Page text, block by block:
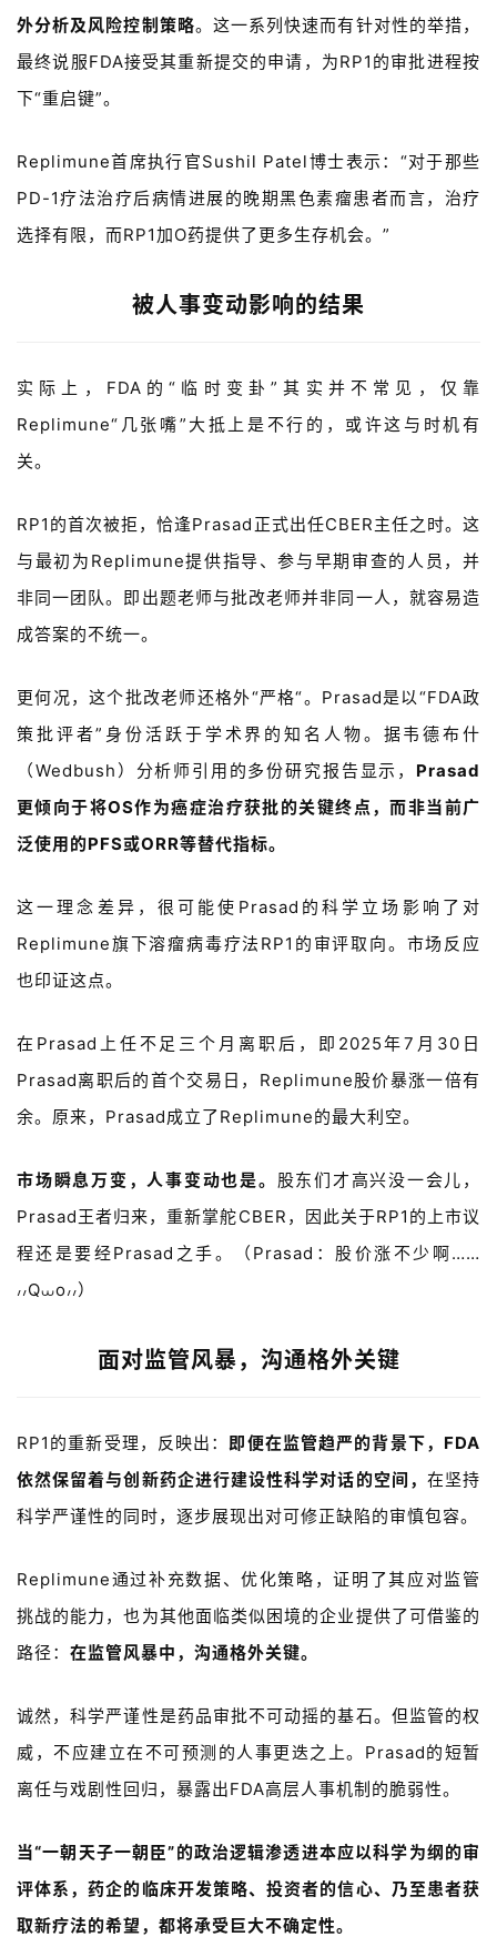
首
页
视
频
专
区
精
活
动
D
投
融
资
台
时
代
苑
A
l
E
g
l
s
h
外分析及风险控制策略。这一系列快速而有针对性的举措，
最终说服FDA接受其重新提交的申请，为RP1的审批进程按
下“重启键”。
Replimune首席执行官Sushil Patel博士表示： “对于那些
PD-1疗法治疗后病情进展的晚期黑色素瘤患者而言，治疗
选择有限，而RP1加O药提供了更多生存机会。 ”
被人事变动影响的结果
实际上，FDA的“临时变卦”其实并不常见，仅靠
Replimune“几张嘴”大抵上是不行的，或许这与时机有
关。
RP1的首次被拒，恰逢Prasad正式出任CBER主任之时。这
与最初为Replimune提供指导、参与早期审查的人员，并
非同一团队。即出题老师与批改老师并非同一人，就容易造
成答案的不统一。
更何况，这个批改老师还格外“严格“。Prasad是以“FDA政
策批评者”身份活跃于学术界的知名人物。据韦德布什
（Wedbush）分析师引用的多份研究报告显示， Prasad
更倾向于将OS作为癌症治疗获批的关键终点，而非当前广
泛使用的PFS或ORR等替代指标。
这一理念差异，很可能使Prasad的科学立场影响了对
Replimune旗下溶瘤病毒疗法RP1的审评取向。市场反应
也印证这点。
在Prasad上任不足三个月离职后，即2025年7月30日
Prasad离职后的首个交易日，Replimune股价暴涨一倍有
余。原来，Prasad成立了Replimune的最大利空。
市场瞬息万变，人事变动也是。 股东们才高兴没一会儿，
Prasad王者归来，重新掌舵CBER，因此关于RP1的上市议
程还是要经Prasad之手。（Prasad：股价涨不少啊……
៸៸Q⩊o៸៸）
面对监管风暴，沟通格外关键
RP1的重新受理，反映出：即便在监管趋严的背景下，FDA
依然保留着与创新药企进行建设性科学对话的空间， 在坚持
科学严谨性的同时，逐步展现出对可修正缺陷的审慎包容。
Replimune通过补充数据、优化策略，证明了其应对监管
挑战的能力，也为其他面临类似困境的企业提供了可借鉴的
路径： 在监管风暴中，沟通格外关键。
诚然，科学严谨性是药品审批不可动摇的基石。但监管的权
威，不应建立在不可预测的人事更迭之上。Prasad的短暂
离任与戏剧性回归，暴露出FDA高层人事机制的脆弱性。
当“一朝天子一朝臣”的政治逻辑渗透进本应以科学为纲的审
评体系，药企的临床开发策略、投资者的信心、乃至患者获
取新疗法的希望，都将承受巨大不确定性。